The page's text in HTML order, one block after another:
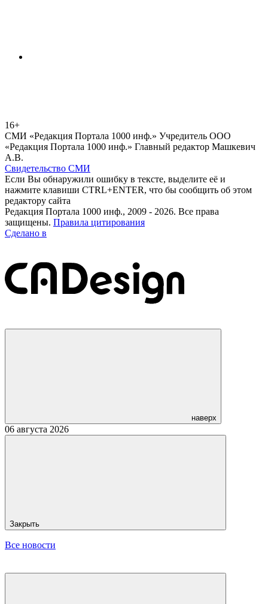
16+
СМИ «Редакция Портала 1000 инф.» Учредитель ООО
«Редакция Портала 1000 инф.» Главный редактор Машкевич
А.В.
Свидетельство СМИ
Если Вы обнаружили ошибку в тексте, выделите её и
нажмите клавиши CTRL+ENTER, что бы сообщить об этом
редактору сайта
Редакция Портала 1000 инф., 2009 - 2026. Все права
защищены. Правила цитирования
Сделано в
наверх
06 августа 2026
Закрыть
Все новости